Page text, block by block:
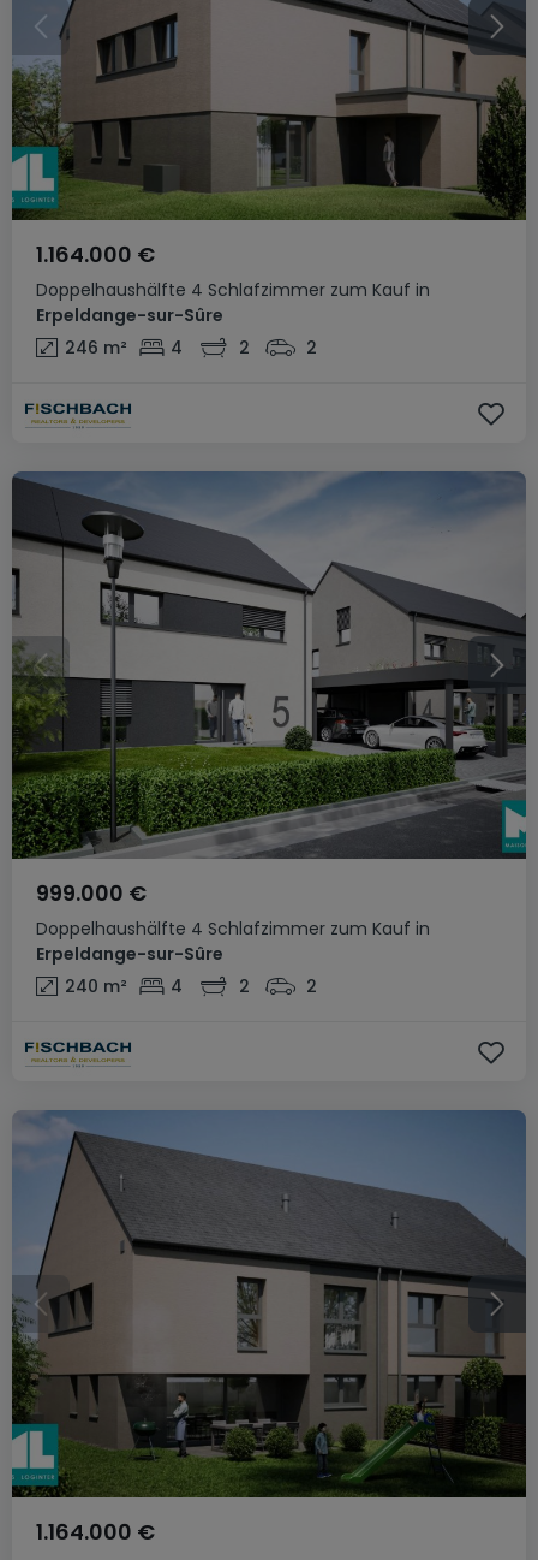
Doppelhaushälfte 4 Schlafzimmer zum Kauf in
Erpeldange-sur-Sûre
1.164.000 €
246 m² 4 2 2
Doppelhaushälfte 4 Schlafzimmer zum Kauf in
Erpeldange-sur-Sûre
999.000 €
240 m² 4 2 2
1.164.000 €